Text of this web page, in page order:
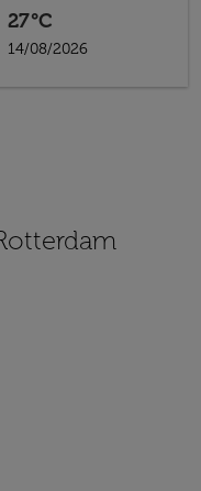
27°C
14/08/2026